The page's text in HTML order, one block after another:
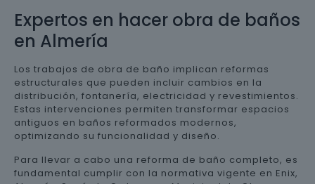
Expertos en hacer obra de baños
en Almería
Los trabajos de obra de baño implican reformas
estructurales que pueden incluir cambios en la
distribución, fontanería, electricidad y revestimientos.
Estas intervenciones permiten transformar espacios
antiguos en baños reformados modernos,
optimizando su funcionalidad y diseño.
Para llevar a cabo una reforma de baño completo, es
fundamental cumplir con la normativa vigente en Enix,